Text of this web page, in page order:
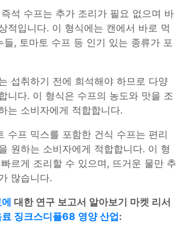
석 수프는 추가 조리가 필요 없으며 바
적입니다. 이 형식에는 캔에서 바로 먹
들, 토마토 수프 등 인기 있는 종류가 포
섭취하기 전에 희석해야 하므로 다양
니다. 이 형식은 수프의 농도와 맛을 조
는 소비자에게 적합합니다.
수프 믹스를 포함한 건식 수프는 편리
원하는 소비자에게 적합합니다. 이 형
르게 조리할 수 있으며, 뜨거운 물만 추
많습니다.
대한 연구 보고서 알아보기 마켓 리서
징크스디플68 영양 산업: